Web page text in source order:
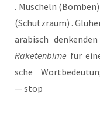
. Muscheln
(Schutz­raum) .
ara­bisch
Rake­ten­bir­ne für
sche
— stop